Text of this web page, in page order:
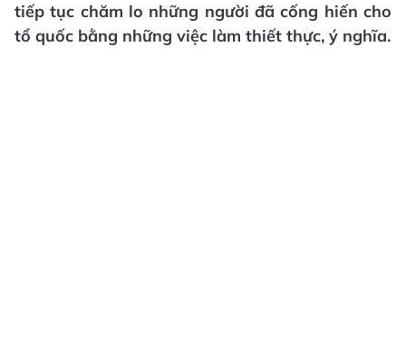
tiếp tục chăm lo những người đã cống hiến cho
tổ quốc bằng những việc làm thiết thực, ý nghĩa.